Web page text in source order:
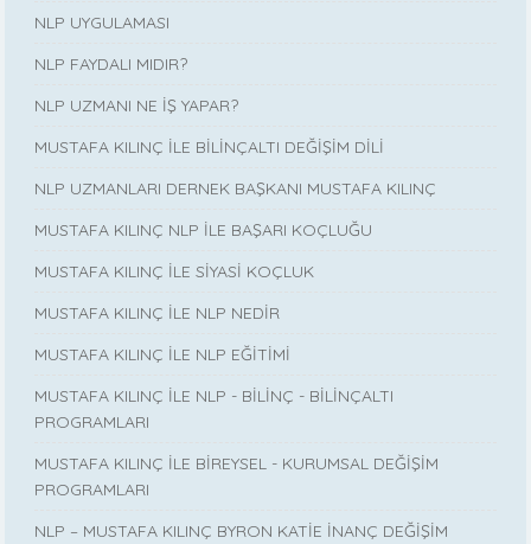
NLP UYGULAMASI
NLP FAYDALI MIDIR?
NLP UZMANI NE İŞ YAPAR?
MUSTAFA KILINÇ İLE BİLİNÇALTI DEĞİŞİM DİLİ
NLP UZMANLARI DERNEK BAŞKANI MUSTAFA KILINÇ
MUSTAFA KILINÇ NLP İLE BAŞARI KOÇLUĞU
MUSTAFA KILINÇ İLE SİYASİ KOÇLUK
MUSTAFA KILINÇ İLE NLP NEDİR
MUSTAFA KILINÇ İLE NLP EĞİTİMİ
MUSTAFA KILINÇ İLE NLP - BİLİNÇ - BİLİNÇALTI
PROGRAMLARI
MUSTAFA KILINÇ İLE BİREYSEL - KURUMSAL DEĞİŞİM
PROGRAMLARI
NLP – MUSTAFA KILINÇ BYRON KATİE İNANÇ DEĞİŞİM